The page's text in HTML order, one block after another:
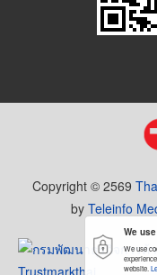
Copyright © 2569
by Teleinfo
We
We use
website.